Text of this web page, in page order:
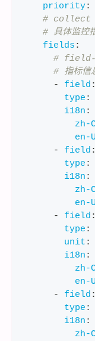
priority:
# collect
# 具体监控
fields :
# field-
# 指标
-
field :
type :
i18n :
zh-
en-
-
field :
type :
i18n :
zh-
en-
-
field :
type :
unit :
i18n :
zh-
en-
-
field :
type :
i18n :
zh-